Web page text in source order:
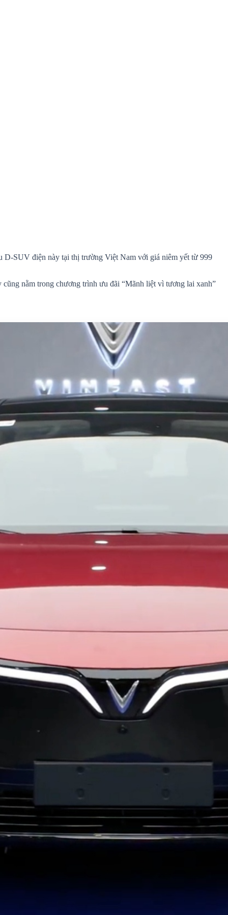
D-SUV điện này tại thị trường Việt Nam với giá niêm yết từ 999
nằm trong chương trình ưu đãi “Mãnh liệt vì tương lai xanh”